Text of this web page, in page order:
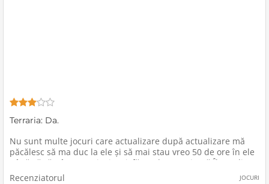
Terraria: Da.
Nu sunt multe jocuri care actualizare după actualizare mă
păcălesc să ma duc la ele și să mai stau vreo 50 de ore în ele
până să rămân amorțit și satisfăcut de experiență.Îl am din
2011, iar de fiecare dată când lansează o
Recenziatorul JOCURI